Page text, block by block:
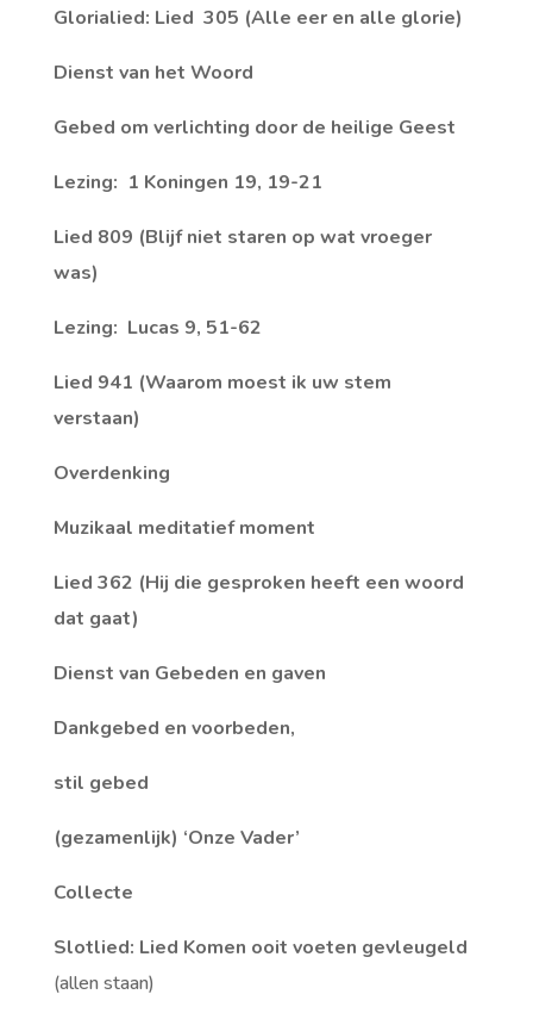
Glorialied: Lied 305 (Alle eer en alle glorie)
Dienst van het Woord
Gebed om verlichting door de heilige Geest
Lezing: 1 Koningen 19, 19-21
Lied 809 (Blijf niet staren op wat vroeger
was)
Lezing: Lucas 9, 51-62
Lied 941 (Waarom moest ik uw stem
verstaan)
Overdenking
Muzikaal meditatief moment
Lied 362 (Hij die gesproken heeft een woord
dat gaat)
Dienst van Gebeden en gaven
Dankgebed en voorbeden,
stil gebed
(gezamenlijk) ‘Onze Vader’
Collecte
Slotlied: Lied Komen ooit voeten gevleugeld
(allen staan)